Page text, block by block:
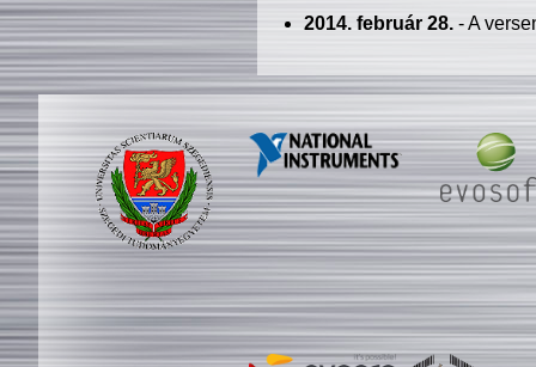
2014. február 28.- A